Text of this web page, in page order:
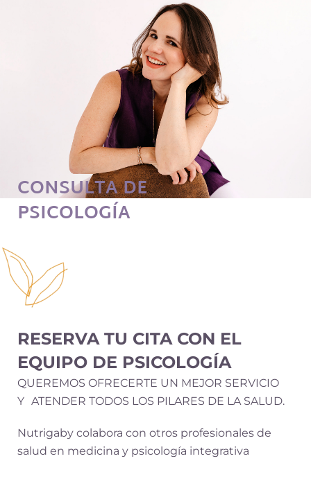
CONSULTA DE
PSICOLOGÍA
RESERVA TU CITA CON EL
EQUIPO DE PSICOLOGÍA
QUEREMOS OFRECERTE UN MEJOR SERVICIO
Y ATENDER TODOS LOS PILARES DE LA SALUD.
Nutrigaby colabora con otros profesionales de
salud en medicina y psicología integrativa